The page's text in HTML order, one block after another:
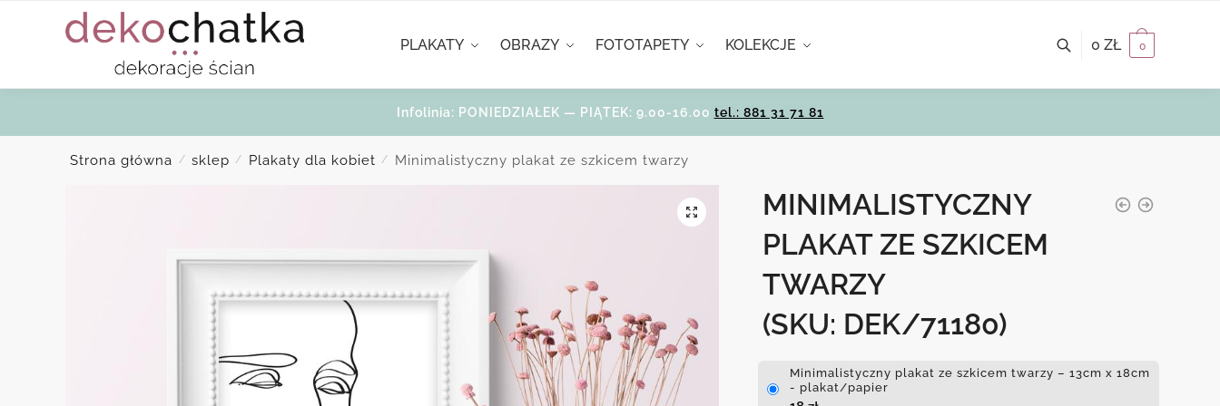
PLAKATY OBRAZY FOTOTAPETY KOLEKCJE 0 ZŁ 0
Infolinia: PONIEDZIAŁEK — PIĄTEK: 9.00-16.00 tel.: 881 31 71 81
Strona główna / sklep / Plakaty dla kobiet / Minimalistyczny plakat ze szkicem twarzy
MINIMALISTYCZNY
PLAKAT ZE SZKICEM
TWARZY
(SKU: DEK/71180)
Minimalistyczny plakat ze szkicem twarzy – 13cm x 18cm
- plakat/papier